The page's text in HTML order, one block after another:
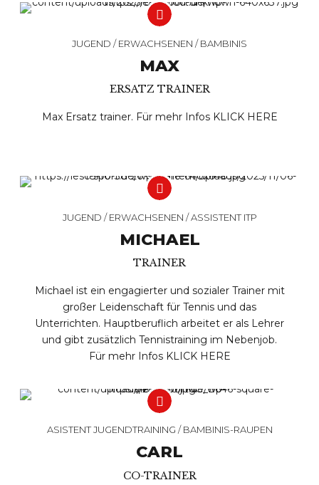
JUGEND / ERWACHSENEN / BAMBINIS
MAX
ERSATZ TRAINER
Max Ersatz trainer. Für mehr Infos KLICK HERE
JUGEND / ERWACHSENEN / ASSISTENT ITP
MICHAEL
TRAINER
Michael ist ein engagierter und sozialer Trainer mit
großer Leidenschaft für Tennis und das
Unterrichten. Hauptberuflich arbeitet er als Lehrer
und gibt zusätzlich Tennistraining im Nebenjob.
Für mehr Infos KLICK HERE
ASISTENT JUGENDTRAINING / BAMBINIS-RAUPEN
CARL
CO-TRAINER